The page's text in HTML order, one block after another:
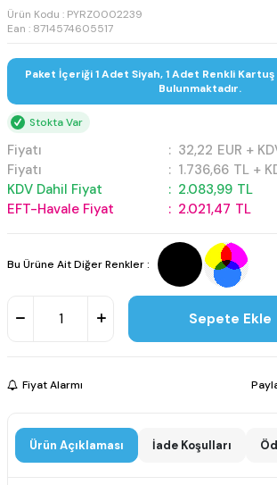
Ürün Kodu : PYRZ0002239
Ean : 8714574605517
Paket İçeriği 1 Adet Siyah, 1 Adet Renkli Kartuş
Bulunmaktadır.
Stokta Var
Fiyatı : 32,22 EUR +
Fiyatı
: 1.736,66 TL +
KDV Dahil Fiyat
: 2.083,99 TL
EFT-Havale Fiyat
: 2.021,47 TL
Bu Ürüne Ait Diğer Renkler :
Sepete Ekle
Fiyat Alarmı
Ürün Açıklaması İade Koşulları